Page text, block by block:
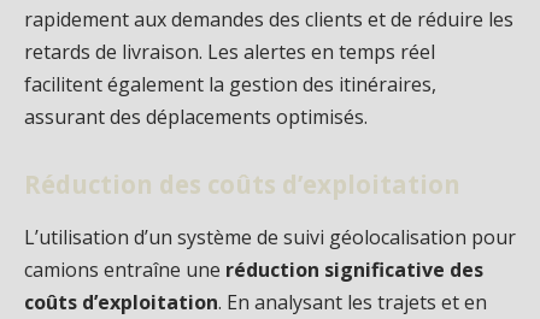
rapidement aux demandes des clients et de réduire les
retards de livraison. Les alertes en temps réel
facilitent également la gestion des itinéraires,
assurant des déplacements optimisés.
Réduction des coûts d’exploitation
L’utilisation d’un système de suivi géolocalisation pour
camions entraîne une réduction significative des
coûts d’exploitation. En analysant les trajets et en